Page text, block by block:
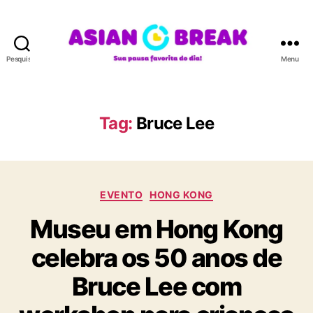
Pesquisar
A
N
R
A
Menu
Tag: Bruce Lee
C
t
e
g
o
r
i
EVENTO HONG KONG
Museu em Hong Kong
celebra os 50 anos de
Bruce Lee com